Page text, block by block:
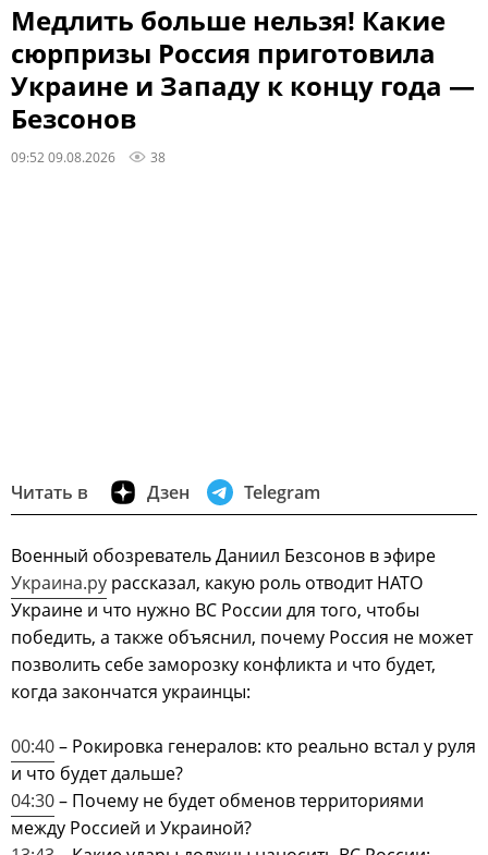
Медлить больше нельзя! Какие
сюрпризы Россия приготовила
Украине и Западу к концу года —
Безсонов
09:52 09.08.2026 38
Читать в Дзен Telegram
Военный обозреватель Даниил Безсонов в эфире
Украина.ру рассказал, какую роль отводит НАТО
Украине и что нужно ВС России для того, чтобы
победить, а также объяснил, почему Россия не может
позволить себе заморозку конфликта и что будет,
когда закончатся украинцы:
00:40– Рокировка генералов: кто реально встал у руля
и что будет дальше?
04:30– Почему не будет обменов территориями
между Россией и Украиной?